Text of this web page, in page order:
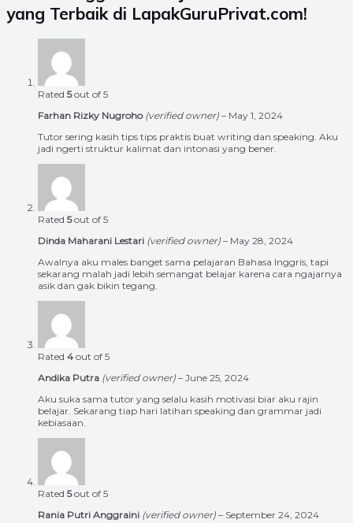
yang Terbaik di LapakGuruPrivat.com!
Rated 5out of 5
Farhan Rizky Nugroho (verified owner) – May 1, 2024
Tutor sering kasih tips tips praktis buat writing dan speaking. Aku
jadi ngerti struktur kalimat dan intonasi yang bener.
Rated 5out of 5
Dinda Maharani Lestari (verified owner) – May 28, 2024
Awalnya aku males banget sama pelajaran Bahasa Inggris, tapi
sekarang malah jadi lebih semangat belajar karena cara ngajarnya
asik dan gak bikin tegang.
Rated 4 out of 5
Andika Putra (verified owner) – June 25, 2024
Aku suka sama tutor yang selalu kasih motivasi biar aku rajin
belajar. Sekarang tiap hari latihan speaking dan grammar jadi
kebiasaan.
Rated 5out of 5
Rania Putri Anggraini (verified owner) – September 24, 2024